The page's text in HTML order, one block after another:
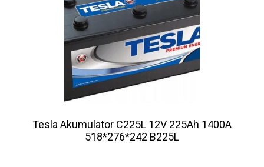
Tesla Akumulator C225L 12V 225Ah 1400A
518*276*242 B225L